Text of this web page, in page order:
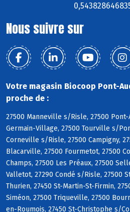
Nous suivre sur
Votre magasin Biocoop Pont-
proche de :
27500 Manneville s/Risle, 27500 Pont-
Germain-Village, 27500 Tourville s/
Corneville s/Risle, 27500 Campigny,
Blacarville, 27500 Fourmetot, 27500
Champs, 27500 Les Préaux, 27500
Valletot, 27290 Condé s/Risle, 27500
Thurien, 27450 St-Martin-St-Firmin,
Siméon, 27500 Triqueville, 27500
en-Roumois, 27450 St-Christophe s/